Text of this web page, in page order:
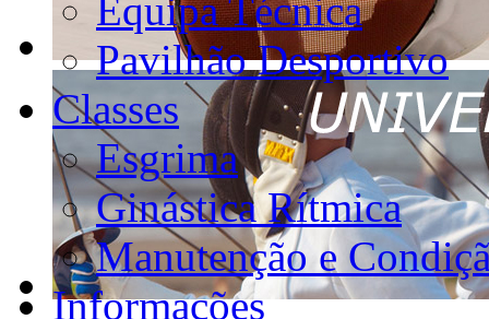
Equipa Técnica
Pavilhão Desportivo
Classes
Esgrima
Ginástica Rítmica
Manutenção e
Informações